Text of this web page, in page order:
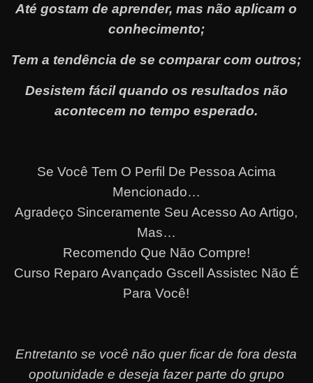
Até gostam de aprender, mas não aplicam o
conhecimento;
Tem a tendência de se comparar com outros;
Desistem fácil quando os resultados não
acontecem no tempo esperado.
Se Você Tem O Perfil De Pessoa Acima
Mencionado…
Agradeço Sinceramente Seu Acesso Ao Artigo,
Mas…
Recomendo Que Não Compre!
Curso Reparo Avançado Gscell Assistec Não É
Para Você!
Entretanto se você não quer ficar de fora desta
opotunidade e deseja fazer parte do grupo